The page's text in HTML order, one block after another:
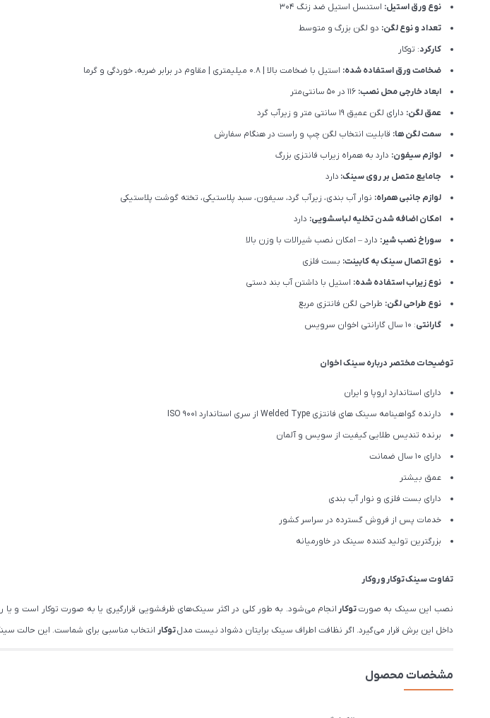
نوع ورق استیل: استنسل استیل ضد زنگ 304
تعداد و نوع لگن: دو لگن بزرگ و متوسط
کارکرد: توکار
ضخامت ورق استفاده شده: استیل با ضخامت بالا | 0.8 میلیمتری | مقاوم در برابر ضربه، خوردگی و گرما
ابعاد خارجی محل نصب:
عمق لگن: دارای لگن عمیق 19 سانتی متر و زیرآب گرد
سمت لگن ها: قابلیت انتخاب لگن چپ و راست در هنگام سفارش
لوازم سیفون: دارد به همراه زیراب فانتزی بزرگ
جامایع متصل بر روی سینک: دارد
لوازم جانبی همراه: نوار آب بندی، زیرآب گرد، سیفون، سبد پلاستیکی، تخته گوشت پلاستیکی
امکان اضافه شدن تخلیه لباسشویی: دارد
سوراخ نصب شیر: دارد – امکان نصب شیرالات با وزن بالا
نوع اتصال سینک به کابینت: بست فلزی
نوع زیراب استفاده شده: استیل با داشتن آب بند دستی
نوع طراحی لگن: طراحی لگن فانتزی مربع
گارانتی: 10 سال گارانتی اخوان سرویس
توضیحات مختصر درباره سینک اخوان
دارای استاندارد اروپا و ایران
دارنده گواهینامه سینک های فانتزی Welded Type از سری استاندارد ISO 9001
برنده تندیس طلایی کیفیت از سویس و آلمان
دارای ۱۰ سال ضمانت
عمق بیشتر
دارای بست فلزی و نوار آب بندی
خدمات پس از فروش گسترده در سراسر کشور
بزرگترین تولید کننده سینک در خاورمیانه
تفاوت سینکتوکار وروکار
نصب این سینک به صورتتوکار انجام می‌شود. به طور کلی در اکثر سینک‌های ظرفشویی قرارگیری یا به صورت توکار است
داخل این برش قرار می‌گیرد. اگر نظافت اطراف سینک برایتان دشواد نیست مدلتوکار انتخاب مناسبی برای شماست. این حالت
مشخصات محصول